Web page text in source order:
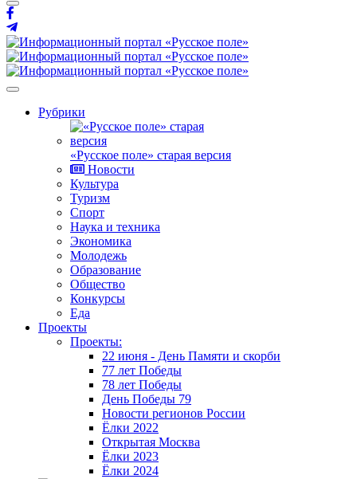
Рубрики
«Русское поле» старая версия
Новости
Культура
Туризм
Спорт
Наука и техника
Экономика
Молодежь
Образование
Общество
Конкурсы
Еда
Проекты
Проекты:
22 июня - День Памяти и скорби
77 лет Победы
78 лет Победы
День Победы 79
Новости регионов России
Ёлки 2022
Открытая Москва
Ёлки 2023
Ёлки 2024